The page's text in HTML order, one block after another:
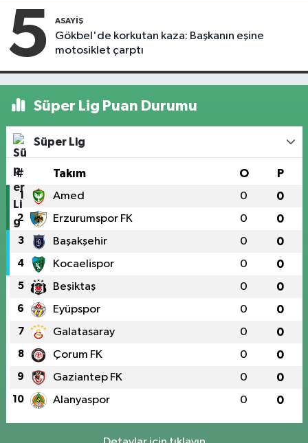
5 ASAYIŞ
Gökbel'de korkutan kaza: Başkanın eşine
motosiklet çarptı
Süper Lig Puan Durumu
Süper Lig
# Takım O P
1 Amed 0 0
2 Erzurumspor FK 0 0
3 Başakşehir 0 0
4 Kocaelispor 0 0
5 Beşiktaş 0 0
6 Eyüpspor 0 0
7 Galatasaray 0 0
8 Çorum FK 0 0
9 Gaziantep FK 0 0
10 Alanyaspor 0 0